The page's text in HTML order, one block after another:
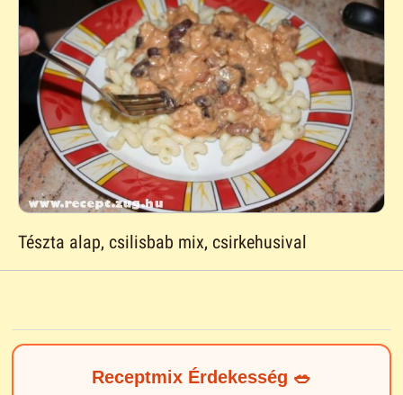
Tészta alap, csilisbab mix, csirkehusival
Receptmix Érdekesség 🥗